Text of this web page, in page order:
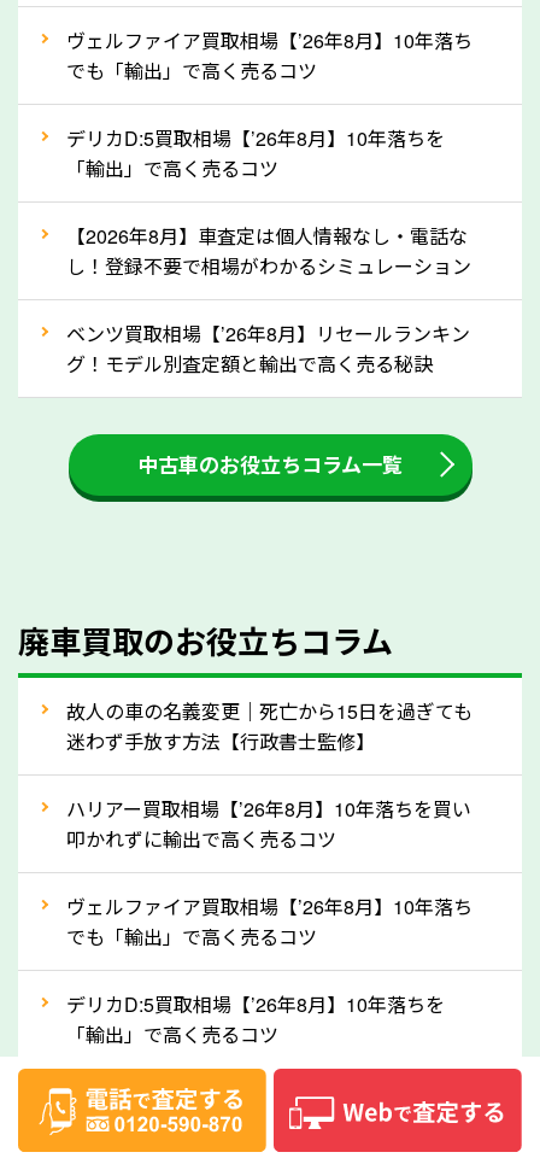
②自動車税の還付金は早く売るほど多く返
ってきます！
自動車税の還付金は、先に年払いしていた自動車税が
月割りで返還されるものです。ですから、自動車税の
還付金は早めに売却するほど多く還付されます。不要
な車は早めに廃車手続きをしたほうが良いでしょう。
③自動車税の還付金の扱いについて確認し
ましょう！
車を廃車にすると、自動車税の還付金を受け取ること
ができる場合があります。廃車買取業者の中には、還
付金をお客様に返還しない業者もあります。廃車査定
をする際には、自動車税の還付金の返還があるかどう
かを確認するようにしてください。新潟県のソコカラ
人気の車種は廃車の状態でも、高価買取が可能です。
産車は高く買取が可能です。「廃車＝買取できない」
なら廃車の車も適正価格で買取できます。他社で買取
拒否となった車も価格がつく可能性があるので、諦め
ずに新潟県の「ソコカラ」にご相談ください。古い車
でも高価買取が可能なケースは珍しくないため、まず
はWebで簡単にできる無料査定をお試しください。
実績」で確認できます。
⑤車内の簡単な清掃で買取価格アップも！
しばらく乗っていない車は、車内のシートや座席の下
が汚れていることも多いです。シミや汚れが付着して
ヴェルファイア買取相場【’26年8月】10年落ち
でも「輸出」で高く売るコツ
デリカD:5買取相場【’26年8月】10年落ちを
「輸出」で高く売るコツ
【2026年8月】車査定は個人情報なし・電話な
し！登録不要で相場がわかるシミュレーション
ベンツ買取相場【’26年8月】リセールランキン
グ！モデル別査定額と輸出で高く売る秘訣
中古車のお役立ちコラム一覧
廃車買取のお役立ちコラム
故人の車の名義変更｜死亡から15日を過ぎても
迷わず手放す方法【行政書士監修】
ハリアー買取相場【’26年8月】10年落ちを買い
叩かれずに輸出で高く売るコツ
ヴェルファイア買取相場【’26年8月】10年落ち
でも「輸出」で高く売るコツ
デリカD:5買取相場【’26年8月】10年落ちを
「輸出」で高く売るコツ
【2026年8月】車査定は個人情報なし・電話な
し！登録不要で相場がわかるシミュレーション